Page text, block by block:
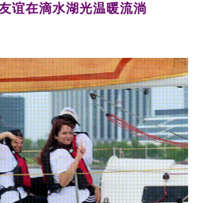
谊在滴水湖光温暖流淌